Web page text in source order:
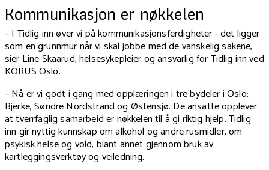
Kommunikasjon er nøkkelen
– I Tidlig inn øver vi på kommunikasjonsferdigheter - det ligger
som en grunnmur når vi skal jobbe med de vanskelig sakene,
sier Line Skaarud, helsesykepleier og ansvarlig for Tidlig inn ved
KORUS Oslo.
–Nå er vi godt i gang med opplæringen i tre bydeler i Oslo:
Bjerke, Søndre Nordstrand og Østensjø. De ansatte opplever
at tverrfaglig samarbeid er nøkkelen til å gi riktig hjelp. Tidlig
inn gir nyttig kunnskap om alkohol og andre rusmidler, om
psykisk helse og vold, blant annet gjennom bruk av
kartleggingsverktøy og veiledning.